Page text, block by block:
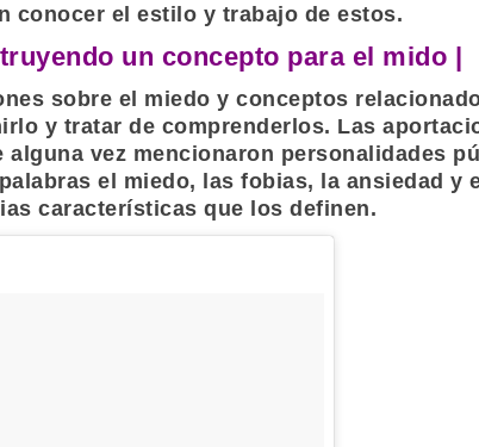
conocer el estilo y trabajo de estos.
un concepto para el mido |
sobre el miedo y conceptos
y tratar de comprenderlos. Las
vez mencionaron personalidades
el miedo, las fobias, la ansiedad y
características que los definen.